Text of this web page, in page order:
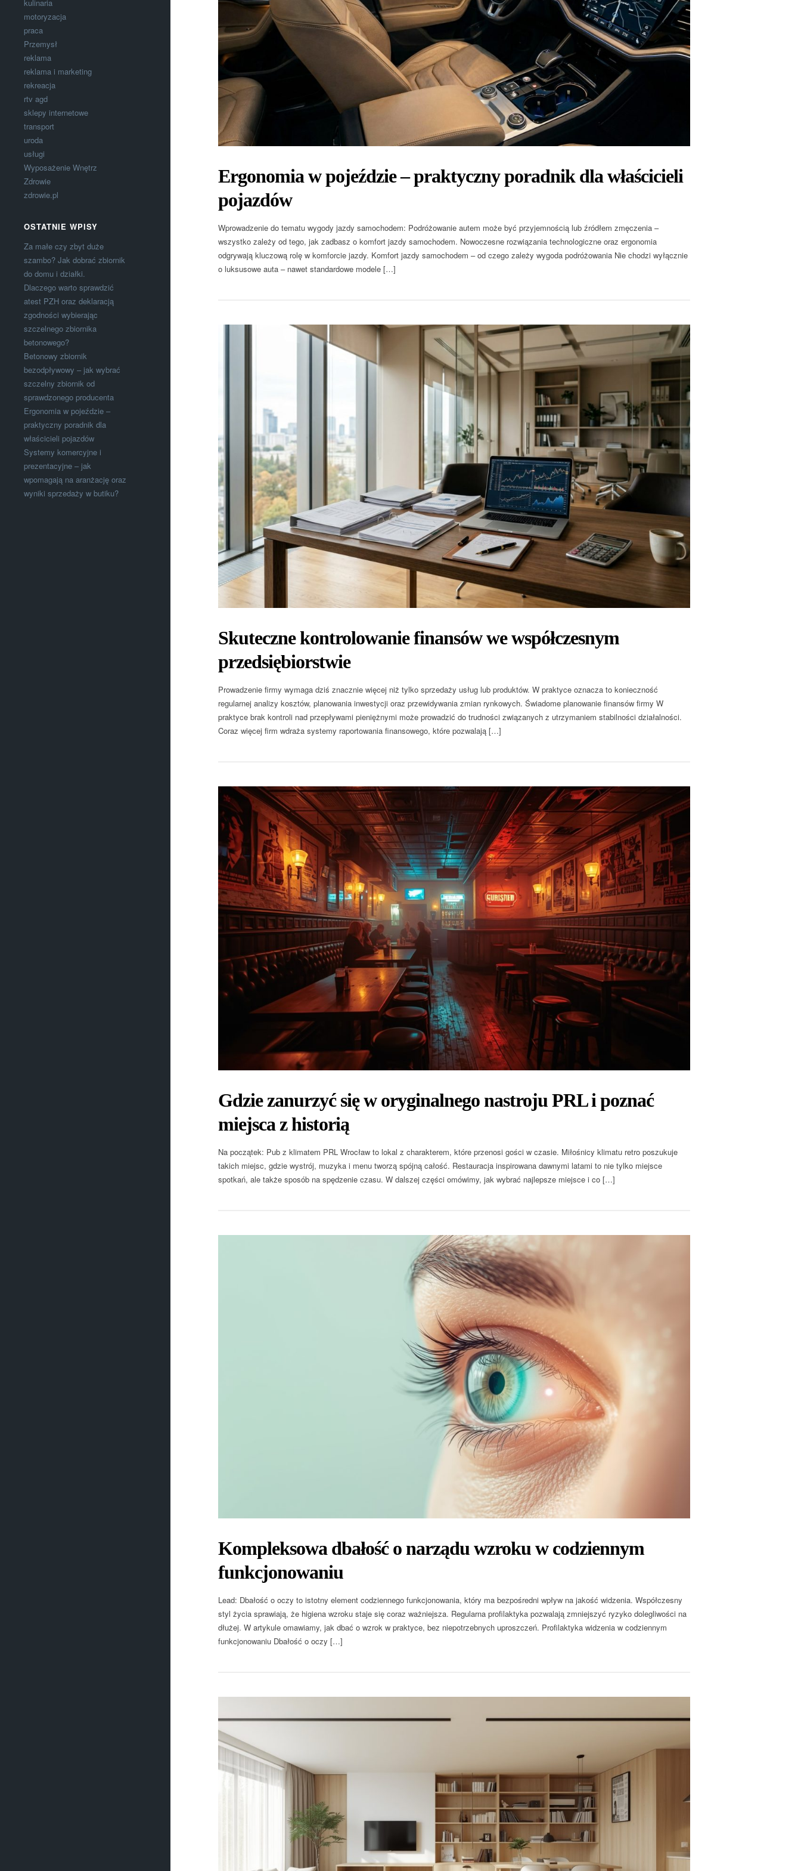
kulinaria
motoryzacja
praca
Przemysł
reklama
reklama i marketing
rekreacja
rtv agd
sklepy internetowe
transport
uroda
usługi
Wyposażenie Wnętrz
Zdrowie
zdrowie.pl
OSTATNIE WPISY
Za małe czy zbyt duże
szambo? Jak dobrać zbiornik
do domu i działki.
Dlaczego warto sprawdzić
atest PZH oraz deklaracją
zgodności wybierając
szczelnego zbiornika
betonowego?
Betonowy zbiornik
bezodpływowy – jak wybrać
szczelny zbiornik od
sprawdzonego producenta
Ergonomia w pojeździe –
praktyczny poradnik dla
właścicieli pojazdów
Systemy komercyjne i
prezentacyjne – jak
wpomagają na aranżację oraz
wyniki sprzedaży w butiku?
Ergonomia w pojeździe – praktyczny poradnik dla właścicieli
pojazdów
Wprowadzenie do tematu wygody jazdy samochodem: Podróżowanie autem może być przyjemnością lub źródłem zmęczenia –
wszystko zależy od tego, jak zadbasz o komfort jazdy samochodem. Nowoczesne rozwiązania technologiczne oraz ergonomia
odgrywają kluczową rolę w komforcie jazdy. Komfort jazdy samochodem – od czego zależy wygoda podróżowania Nie chodzi wyłącznie
o luksusowe auta – nawet standardowe modele […]
Skuteczne kontrolowanie finansów we współczesnym
przedsiębiorstwie
Prowadzenie firmy wymaga dziś znacznie więcej niż tylko sprzedaży usług lub produktów. W praktyce oznacza to konieczność
regularnej analizy kosztów, planowania inwestycji oraz przewidywania zmian rynkowych. Świadome planowanie finansów firmy W
praktyce brak kontroli nad przepływami pieniężnymi może prowadzić do trudności związanych z utrzymaniem stabilności działalności.
Coraz więcej firm wdraża systemy raportowania finansowego, które pozwalają […]
Gdzie zanurzyć się w oryginalnego nastroju PRL i poznać
miejsca z historią
Na początek: Pub z klimatem PRL Wrocław to lokal z charakterem, które przenosi gości w czasie. Miłośnicy klimatu retro poszukuje
takich miejsc, gdzie wystrój, muzyka i menu tworzą spójną całość. Restauracja inspirowana dawnymi latami to nie tylko miejsce
spotkań, ale także sposób na spędzenie czasu. W dalszej części omówimy, jak wybrać najlepsze miejsce i co […]
Kompleksowa dbałość o narządu wzroku w codziennym
funkcjonowaniu
Lead: Dbałość o oczy to istotny element codziennego funkcjonowania, który ma bezpośredni wpływ na jakość widzenia. Współczesny
styl życia sprawiają, że higiena wzroku staje się coraz ważniejsza. Regularna profilaktyka pozwalają zmniejszyć ryzyko dolegliwości na
dłużej. W artykule omawiamy, jak dbać o wzrok w praktyce, bez niepotrzebnych uproszczeń. Profilaktyka widzenia w codziennym
funkcjonowaniu Dbałość o oczy […]